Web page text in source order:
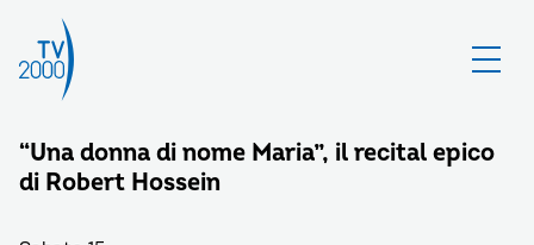
“Una donna di nome Maria”, il recital epico
di Robert Hossein